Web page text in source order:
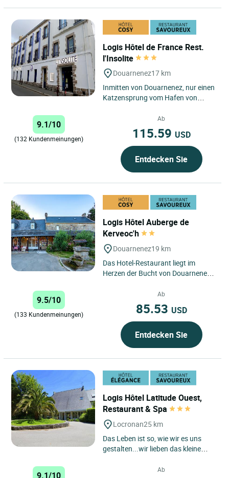
Logis Hôtel de France Rest.
l'Insolite
Douarnenez17 km
Inmitten von Douarnenez, nur einen
Katzensprung vom Hafen von
unweit vom Strand „Des Dames“...
9.1/10
(132 Kundenmeinungen)
Ab
115.59 USD
Entdecken Sie
Logis Hôtel Auberge de
Kerveoc'h
Douarnenez19 km
Das Hotel-Restaurant liegt im
Herzen der Bucht von Douarnenez,
einem kleinen charmanten...
9.5/10
(133 Kundenmeinungen)
Ab
85.53 USD
Entdecken Sie
Logis Hôtel Latitude Ouest,
Restaurant & Spa
Locronan25 km
Das Leben ist so, wie wir es uns
gestalten...wir lieben das kleine
beschauliche Augenblicke...und...
9.1/10
Ab